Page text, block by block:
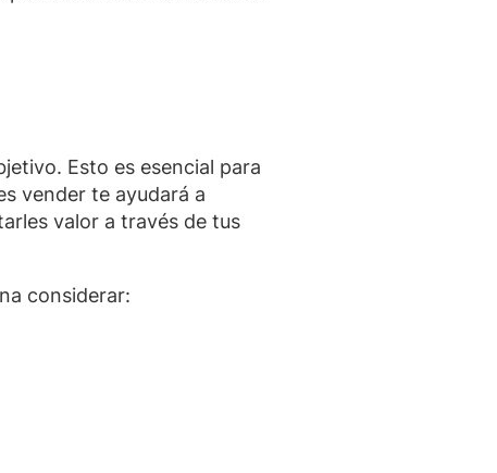
Esto es esencial para
vender te ayudará a
valor a través de tus
considerar: